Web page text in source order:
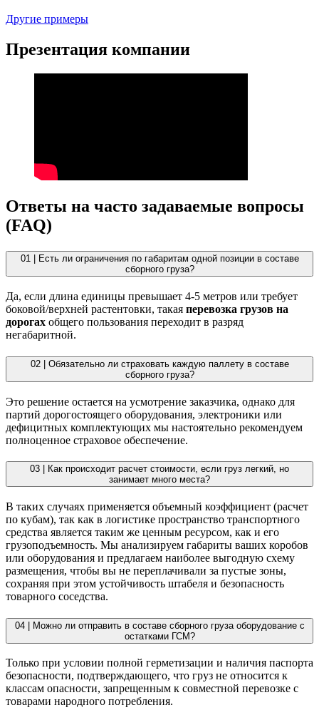
Другие примеры
Презентация компании
Ответы на часто задаваемые вопросы
(FAQ)
01 |
Есть ли ограничения по габаритам одной позиции в составе
сборного груза?
Да, если длина единицы превышает 4-5 метров или требует
боковой/верхней растентовки, такая перевозка грузов на
дорогах общего пользования переходит в разряд
негабаритной.
02 |
Обязательно ли страховать каждую паллету в составе
сборного груза?
Это решение остается на усмотрение заказчика, однако для
партий дорогостоящего оборудования, электроники или
дефицитных комплектующих мы настоятельно рекомендуем
полноценное страховое обеспечение.
03 |
Как происходит расчет стоимости, если груз легкий, но
занимает много места?
В таких случаях применяется объемный коэффициент (расчет
по кубам), так как в логистике пространство транспортного
средства является таким же ценным ресурсом, как и его
грузоподъемность. Мы анализируем габариты ваших коробов
или оборудования и предлагаем наиболее выгодную схему
размещения, чтобы вы не переплачивали за пустые зоны,
сохраняя при этом устойчивость штабеля и безопасность
товарного соседства.
04 |Можно ли отправить в составе сборного груза оборудование с
остатками ГСМ?
Только при условии полной герметизации и наличия паспорта
безопасности, подтверждающего, что груз не относится к
классам опасности, запрещенным к совместной перевозке с
товарами народного потребления.